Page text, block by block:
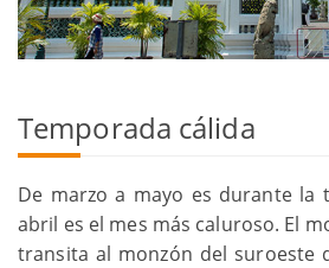
Temporada cálida
De marzo a mayo es durante la
abril es el mes más caluroso. El
transita al monzón del suroeste